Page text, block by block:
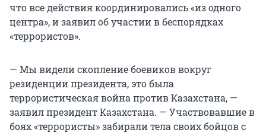
что все действия координировались «из одного
центра», и заявил об участии в беспорядках
«террористов».
— Мы видели скопление боевиков вокруг
резиденции президента, это была
террористическая война против Казахстана, —
заявил президент Казахстана. — Участвовавшие в
боях «террористы» забирали тела своих бойцов с